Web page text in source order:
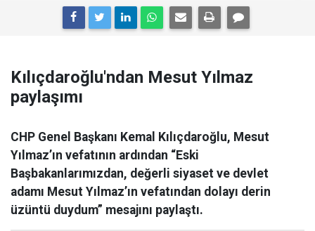
Kılıçdaroğlu'ndan Mesut Yılmaz
paylaşımı
CHP Genel Başkanı Kemal Kılıçdaroğlu, Mesut
Yılmaz’ın vefatının ardından “Eski
Başbakanlarımızdan, değerli siyaset ve devlet
adamı Mesut Yılmaz’ın vefatından dolayı derin
üzüntü duydum” mesajını paylaştı.